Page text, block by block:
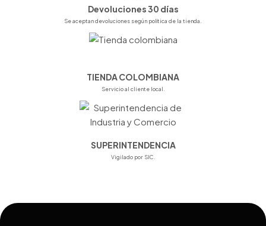
Devoluciones 30 días
Se aceptan devoluciones según política de la tienda.
TIENDA COLOMBIANA
Servicio al cliente local.
SUPERINTENDENCIA
Vigilado por SIC.